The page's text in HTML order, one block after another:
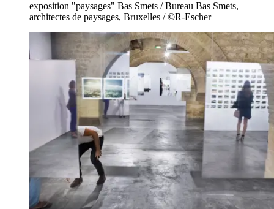
exposition "paysages" Bas Smets / Bureau Bas Smets,
architectes de paysages, Bruxelles / ©R-Escher